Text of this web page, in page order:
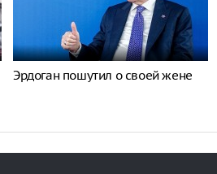
Эрдоган пошутил о своей жене